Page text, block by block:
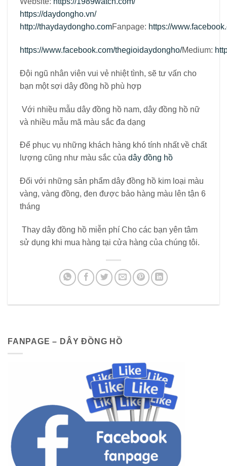
https://daydongho.vn/
http://thaydaydongho.comFanpage: https://
https://www.facebook.com/thegioidaydongho/Medium:
Đội ngũ nhân viên vui vẻ nhiệt tình, sẽ tư vấn cho
bạn một sợi dây đồng hồ phù hợp
Với nhiều mẫu dây đồng hồ nam, dây đồng hồ nữ
và nhiều mẫu mã màu sắc đa dạng
Để phục vụ những khách hàng khó tính nhất về chất
lượng cũng như màu sắc của dây đồng hồ
Đối với những sản phẩm dây đồng hồ kim loại màu
vàng, vàng đồng, đen được bảo hàng màu lên tận 6
tháng
Thay dây đồng hồ miễn phí Cho các bạn yên tâm
sử dụng khi mua hàng tại cửa hàng của chúng tôi.
FANPAGE – DÂY ĐỒNG HỒ